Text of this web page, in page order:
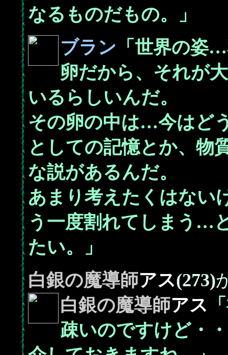
なるものだもの。」
ブラン 「世界の姿
卵だから、それが
いるらしいんだ。
その卵の中は…今はど
としての記憶とか、物
な説があるんだ。
あまり考えたくはない
う一度割れてしまう…
たい。」
白銀の魔導師アス(273)
白銀の魔導師アス
疎いのですけど・